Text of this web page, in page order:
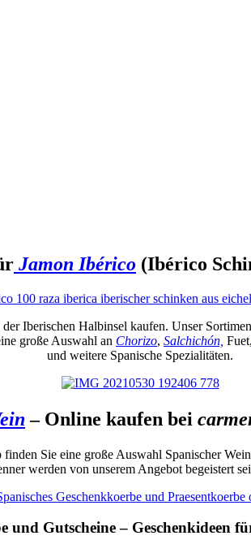
Jamon Ibérico (Ibérico
Iberischen Halbinsel kaufen. Unser
große Auswahl an Chorizo, Salchichón, Fuet,
und weitere Spanische Spezialitäten.
– Online kaufen bei
Sie eine große Auswahl Spanischer
werden von unserem Angebot begeistert
und Gutscheine – Geschenkideen